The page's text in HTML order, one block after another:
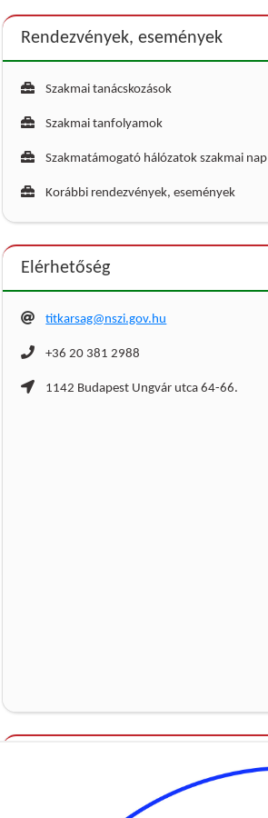
Rendezvények, események
Szakmai tanácskozások
Szakmai tanfolyamok
Szakmatámogató hálózatok szakmai nap
Korábbi rendezvények, események
Elérhetőség
titkarsag@nszi.gov.hu
+36 20 381 2988
1142 Budapest Ungvár utca 64-66.